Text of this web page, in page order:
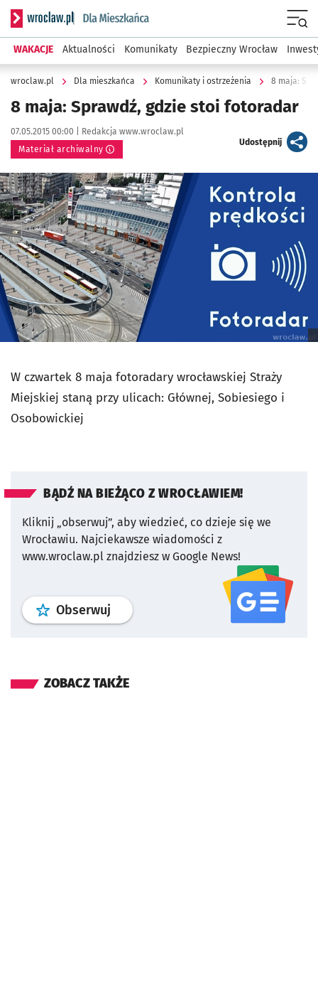
Serwis informacyjny wroclaw.pl podserwis: Dla mieszkańca
WAKACJE Aktualności Komunikaty Bezpieczny Wrocław
wroclaw.pl Dla mieszkańca Komunikaty i ostrzeżenia 8 maja:
8 maja: Sprawdź, gdzie stoi fotoradar
Data publikacji:
07.05.2015 00:00 | Autor:
Redakcja www.wroclaw.pl
Materiał archiwalny
Udostępnijartykuł
Kliknij, aby powiększyć
W czwartek 8 maja fotoradary wrocławskiej Straży
Miejskiej staną przy ulicach: Głównej, Sobiesiego i
Osobowickiej
BĄDŹ NA BIEŻĄCO Z WROCŁAWIEM!
Kliknij „obserwuj”, aby wiedzieć, co dzieje się we
Wrocławiu. Najciekawsze wiadomości z
www.wroclaw.pl znajdziesz w Google News!
Obserwuj profil serwisu
ZOBACZ TAKŻE